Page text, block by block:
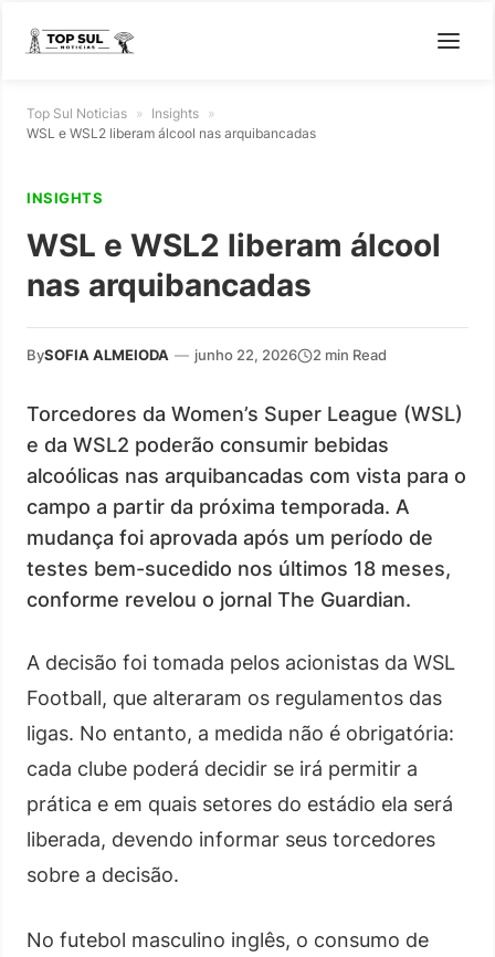
Top Sul Noticias » Insights »
WSL e WSL2 liberam álcool nas arquibancadas
INSIGHTS
WSL e WSL2 liberam álcool
nas arquibancadas
BySOFIA ALMEIODA — junho 22, 2026 2 min Read
Torcedores da Women’s Super League (WSL)
e da WSL2 poderão consumir bebidas
alcoólicas nas arquibancadas com vista para o
campo a partir da próxima temporada. A
mudança foi aprovada após um período de
testes bem-sucedido nos últimos 18 meses,
conforme revelou o jornal The Guardian.
A decisão foi tomada pelos acionistas da WSL
Football, que alteraram os regulamentos das
ligas. No entanto, a medida não é obrigatória:
cada clube poderá decidir se irá permitir a
prática e em quais setores do estádio ela será
liberada, devendo informar seus torcedores
sobre a decisão.
No futebol masculino inglês, o consumo de